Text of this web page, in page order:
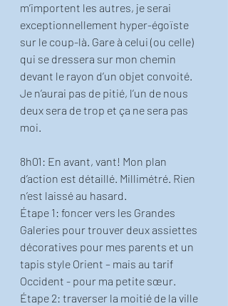
m’importent les autres, je serai
exceptionnellement hyper-égoïste
sur le coup-là. Gare à celui (ou celle)
qui se dressera sur mon chemin
devant le rayon d’un objet convoité.
Je n’aurai pas de pitié, l’un de nous
deux sera de trop et ça ne sera pas
moi.
8h01: En avant, vant! Mon plan
d’action est détaillé. Millimétré. Rien
n’est laissé au hasard.
Étape 1: foncer vers les Grandes
Galeries pour trouver deux assiettes
décoratives pour mes parents et un
tapis style Orient – mais au tarif
Occident - pour ma petite sœur.
Étape 2: traverser la moitié de la ville